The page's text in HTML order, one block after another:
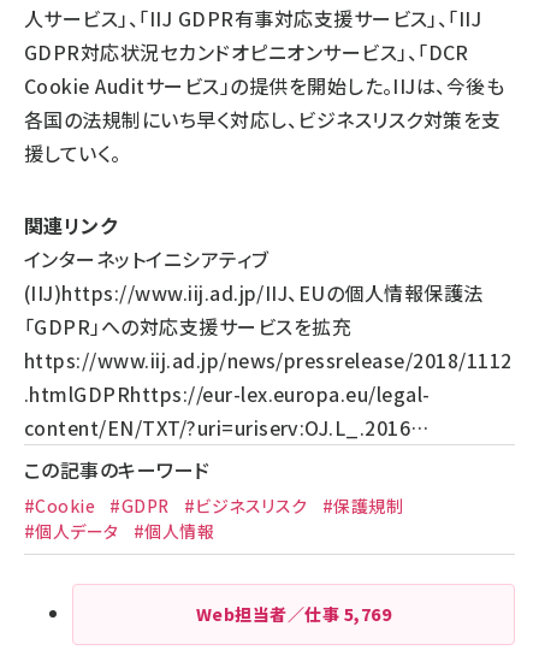
人サービス」、「IIJ GDPR有事対応支援サービス」、「IIJ
GDPR対応状況セカンドオピニオンサービス」、「DCR
Cookie Auditサービス」の提供を開始した。IIJは、今後も
各国の法規制にいち早く対応し、ビジネスリスク対策を支
援していく。
関連リンク
インターネットイニシアティブ
(IIJ)https://www.iij.ad.jp/IIJ、EUの個人情報保護法
「GDPR」への対応支援サービスを拡充
https://www.iij.ad.jp/news/pressrelease/2018/1112
.htmlGDPRhttps://eur-lex.europa.eu/legal-
content/EN/TXT/?uri=uriserv:OJ.L_.2016…
この記事のキーワード
#Cookie #GDPR #ビジネスリスク
#保護規制
#個人データ
#個人情報
Web担当者／仕事 5,769